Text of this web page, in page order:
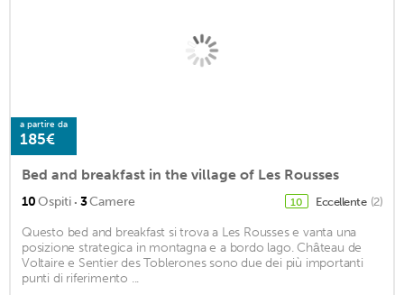
a partire da
185€
Bed and breakfast in the village of Les Rousses
10Ospiti · 3Camere 10 Eccellente (2)
Questo bed and breakfast si trova a Les Rousses e vanta una
posizione strategica in montagna e a bordo lago. Château de
Voltaire e Sentier des Toblerones sono due dei più importanti
punti di riferimento ...